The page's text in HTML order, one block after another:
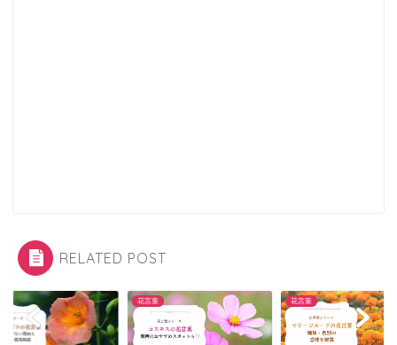
RELATED POST
花言葉 花言葉